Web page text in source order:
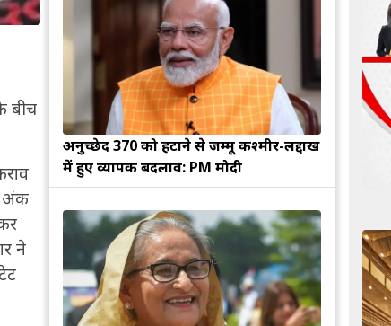
बीच
अंक
ने
अनुच्छेद 370 को हटाने से जम्मू कश्मीर-लद्दाख
में हुए व्यापक बदलाव: PM मोदी